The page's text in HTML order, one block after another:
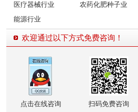
医疗器械行业
农药化肥种子业
能源行业
欢迎通过以下方式免费咨询！
点击在线咨询 扫码免费咨询